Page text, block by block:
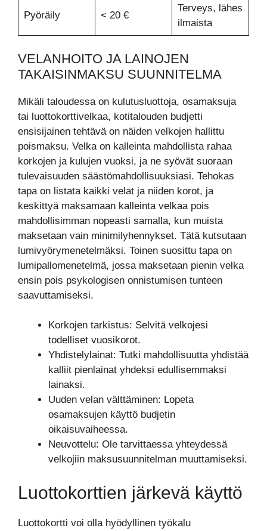
Pyöräily < 20 €
Terveys, lähes
ilmaista
VELANHOITO JA LAINOJEN
TAKAISINMAKSU SUUNNITELMA
Mikäli taloudessa on kulutusluottoja, osamaksuja
tai luottokorttivelkaa, kotitalouden budjetti
ensisijainen tehtävä on näiden velkojen hallittu
poismaksu. Velka on kalleinta mahdollista rahaa
korkojen ja kulujen vuoksi, ja ne syövät suoraan
tulevaisuuden säästömahdollisuuksiasi. Tehokas
tapa on listata kaikki velat ja niiden korot, ja
keskittyä maksamaan kalleinta velkaa pois
mahdollisimman nopeasti samalla, kun muista
maksetaan vain minimilyhennykset. Tätä kutsutaan
lumivyörymenetelmäksi. Toinen suosittu tapa on
lumipallomenetelmä, jossa maksetaan pienin velka
ensin pois psykologisen onnistumisen tunteen
saavuttamiseksi.
Korkojen tarkistus: Selvitä velkojesi
todelliset vuosikorot.
Yhdistelylainat: Tutki mahdollisuutta yhdistää
kalliit pienlainat yhdeksi edullisemmaksi
lainaksi.
Uuden velan välttäminen: Lopeta
osamaksujen käyttö budjetin
oikaisuvaiheessa.
Neuvottelu: Ole tarvittaessa yhteydessä
velkojiin maksusuunnitelman muuttamiseksi.
Luottokorttien järkevä käyttö
Luottokortti voi olla hyödyllinen työkalu